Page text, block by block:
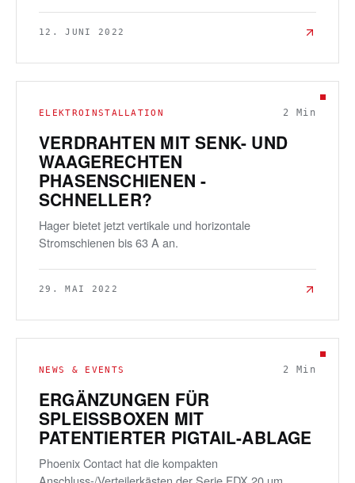
12. JUNI 2022
ELEKTROINSTALLATION 2 Min
VERDRAHTEN MIT SENK- UND
WAAGERECHTEN
PHASENSCHIENEN -
SCHNELLER?
Hager bietet jetzt vertikale und horizontale
Stromschienen bis 63 A an.
29. MAI 2022
NEWS & EVENTS 2 Min
ERGÄNZUNGEN FÜR
SPLEISSBOXEN MIT P
ATENTIERTER PIGTAIL-ABLAGE
Phoenix Contact hat die kompakten